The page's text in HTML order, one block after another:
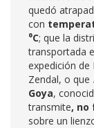
quedó
con
⁰C; que la
transportada
expedición de
Zendal, o que
Goya,
transmite, no
sobre un